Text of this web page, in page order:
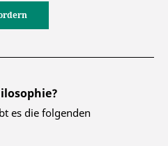
es die folgenden